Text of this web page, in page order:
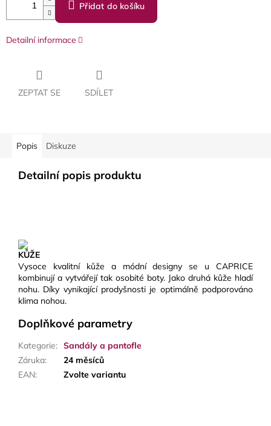
Přidat do košíku
Detailní informace
ZEPTAT SE SDÍLET
Popis Diskuze
Detailní popis produktu
KŮŽE
Vysoce kvalitní kůže a módní designy se u CAPRICE
kombinují a vytvářejí tak osobité boty. Jako druhá kůže hladí
nohu. Díky vynikající prodyšnosti je optimálně podporováno
klima nohou.
Doplňkové parametry
Kategorie: Sandály a pantofle
Záruka:
24 měsíců
EAN: Zvolte variantu